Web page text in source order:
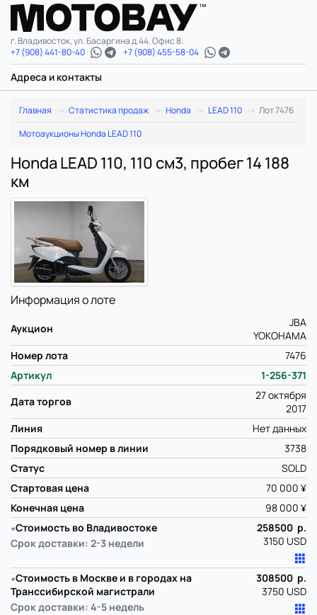
г. Владивосток, ул. Басаргина д.44. Офис 8.
+7 (908) 441-80-40
+7 (908) 455-58-04
Адреса и контакты
Главная Статистика продаж Honda LEAD 110
Лот 7476
Мотоаукционы Honda LEAD 110
Honda LEAD 110, 110 см3, пробег 14 188
км
Информация о лоте
Аукцион
JBA
YOKOHAMA
Номер лота
7476
Артикул
1-256-371
Дата торгов
27 октября
2017
Линия
Нет данных
Порядковый номер в линии
3738
Статус
SOLD
Стартовая цена
70 000 ¥
Конечная цена
98 000 ¥
∗Стоимость во Владивостоке
Срок доставки: 2-3 недели
258500 р.
3150 USD
∗Стоимость в Москве и в городах на
Транссибирской магистрали
Срок доставки: 4-5 недель
308500 р.
3750 USD